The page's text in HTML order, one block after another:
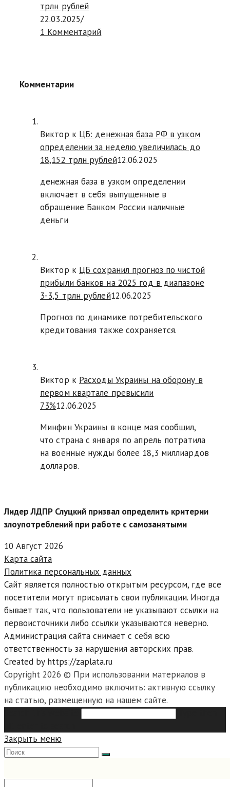
трлн рублей
22.03.2025/
1 Комментарий
Комментарии
Виктор к ЦБ: денежная база РФ в узком
определении за неделю увеличилась до
18,152 трлн рублей12.06.2025
денежная база в узком определении
включает в себя выпущенные в
обращение Банком России наличные
деньги
Виктор к ЦБ сохранил прогноз по чистой
прибыли банков на 2025 год в диапазоне
3-3,5 трлн рублей12.06.2025
Прогноз по динамике потребительского
кредитования также сохраняется.
Виктор к Расходы Украины на оборону в
первом квартале превысили
73%12.06.2025
Минфин Украины в конце мая сообщил,
что страна с января по апрель потратила
на военные нужды более 18,3 миллиардов
долларов.
Лидер ЛДПР Слуцкий призвал определить критерии
злоупотреблений при работе с самозанятыми
10 Август 2026
Карта сайта
Политика персональных данных
Сайт является полностью открытым ресурсом, где все
посетители могут присылать свои публикации. Иногда
бывает так, что пользователи не указывают ссылки на
первоисточники либо ссылки указываются неверно.
Администрация сайта снимает с себя всю
ответственность за нарушения авторских прав.
Created by https://zaplata.ru
Copyright 2026 © При использовании материалов в
публикацию необходимо включить: активную ссылку
на статью, размещенную на нашем сайте.
Закрыть меню